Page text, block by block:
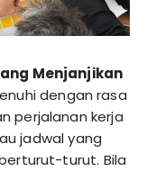
Menjanjikan
dengan rasa
perjalanan kerja
jadwal yang
turut. Bila